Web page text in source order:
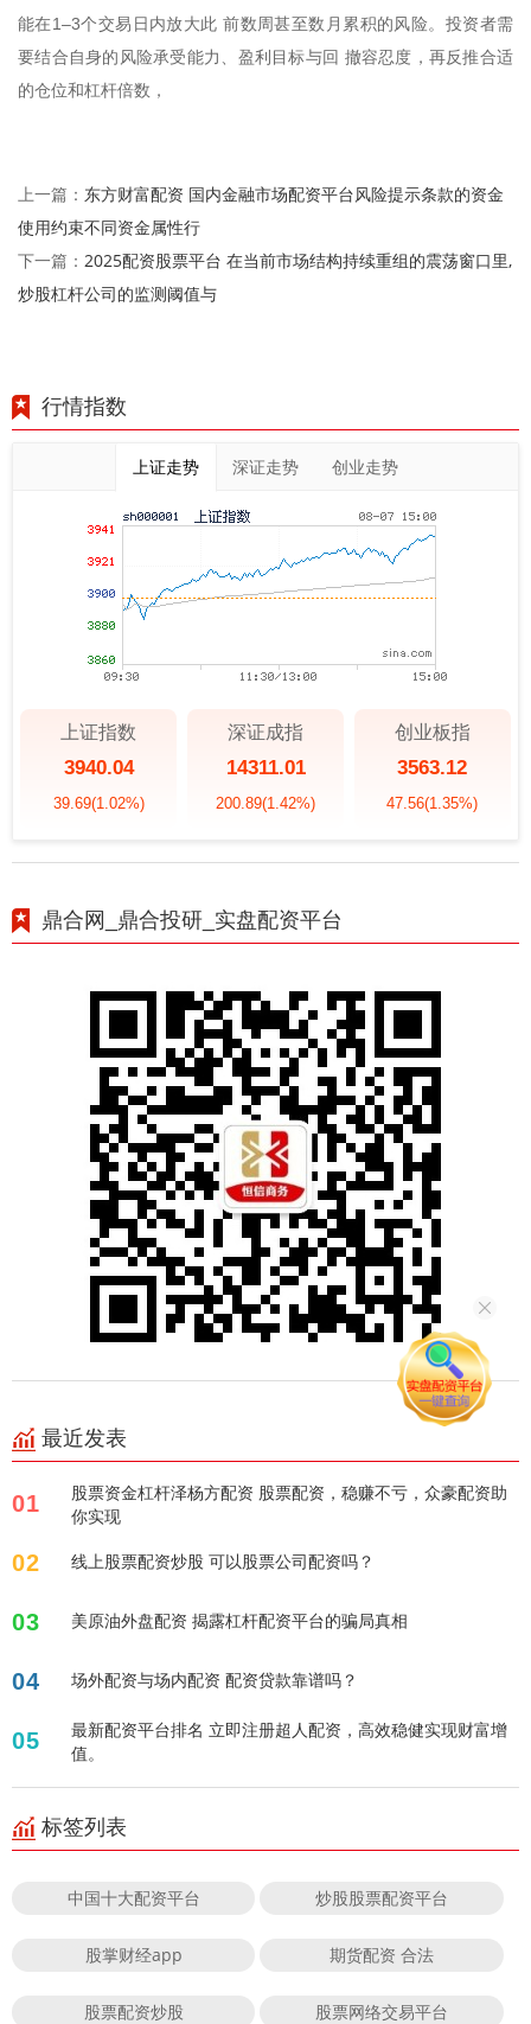
能在1–3个交易日内放大此 前数周甚至数月累积的风险。投资者需
要结合自身的风险承受能力、盈利目标与回 撤容忍度，再反推合适
的仓位和杠杆倍数，
上一篇： 东方财富配资 国内金融市场配资平台风险提示条款的资金
使用约束不同资金属性行
下一篇： 2025配资股票平台 在当前市场结构持续重组的震荡窗口里,
炒股杠杆公司的监测阈值与
行情指数
上证走势 深证走势 创业走势
上证指数
3940.04
39.69(1.02%)
深证成指
14311.01
200.89(1.42%)
创业板指
3563.12
47.56(1.35%)
鼎合网_鼎合投研_实盘配资平台
最近发表
01
股票资金杠杆泽杨方配资 股票配资，稳赚不亏，众豪配资助
你实现
02 线上股票配资炒股 可以股票公司配资吗？
03 美原油外盘配资 揭露杠杆配资平台的骗局真相
04 场外配资与场内配资 配资贷款靠谱吗？
05
最新配资平台排名 立即注册超人配资，高效稳健实现财富增
值。
标签列表
中国十大配资平台 炒股股票配资平台
股掌财经app 期货配资 合法
股票配资炒股 股票网络交易平台